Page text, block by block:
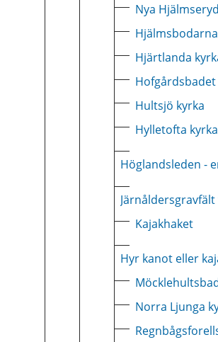
Nya
Hjälmsbodarna
Hjärtlanda
Hofgårdsbadet
Hultsjö kyrka
Hylletofta kyrka
Kajakhaket
Norra Ljunga